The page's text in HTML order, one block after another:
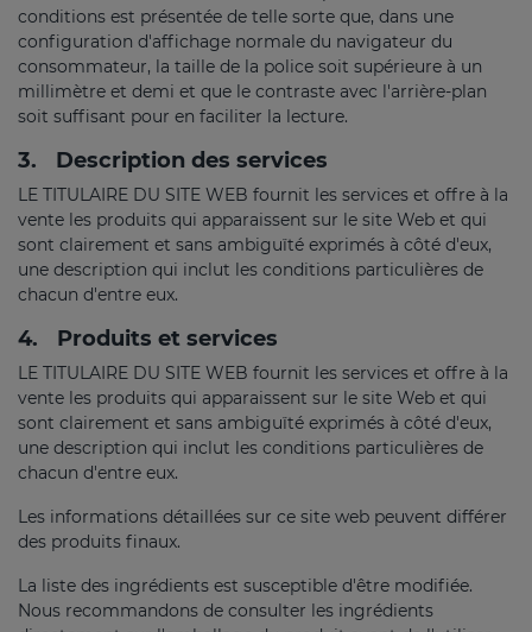
conditions est présentée de telle sorte que, dans une
configuration d'affichage normale du navigateur du
consommateur, la taille de la police soit supérieure à un
millimètre et demi et que le contraste avec l'arrière-plan
soit suffisant pour en faciliter la lecture.
3. Description des services
LE TITULAIRE DU SITE WEB fournit les services et offre à la
vente les produits qui apparaissent sur le site Web et qui
sont clairement et sans ambiguïté exprimés à côté d'eux,
une description qui inclut les conditions particulières de
chacun d'entre eux.
4. Produits et services
LE TITULAIRE DU SITE WEB fournit les services et offre à la
vente les produits qui apparaissent sur le site Web et qui
sont clairement et sans ambiguïté exprimés à côté d'eux,
une description qui inclut les conditions particulières de
chacun d'entre eux.
Les informations détaillées sur ce site web peuvent différer
des produits finaux.
La liste des ingrédients est susceptible d'être modifiée.
Nous recommandons de consulter les ingrédients